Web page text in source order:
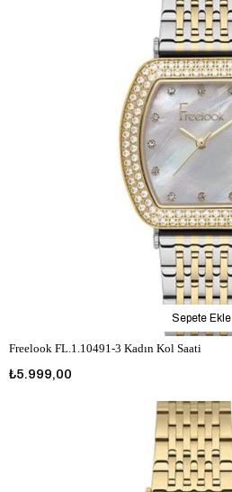
Freelook FL.1.10491-3 Kadın Kol Saati
₺5.999,00
Sepete Ekle